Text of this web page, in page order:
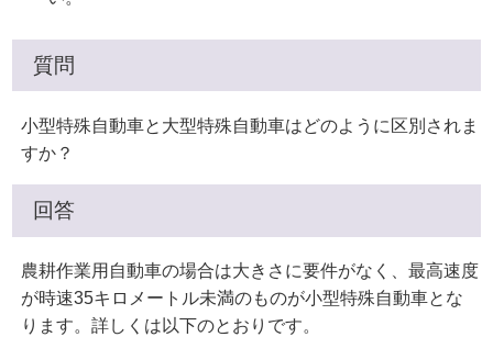
質問
小型特殊自動車と大型特殊自動車はどのように区別されま
すか？
回答
農耕作業用自動車の場合は大きさに要件がなく、最高速度
が時速35キロメートル未満のものが小型特殊自動車とな
ります。詳しくは以下のとおりです。